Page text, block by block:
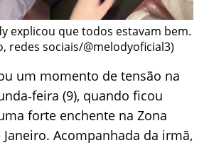
explicou que todos estavam bem.
redes sociais/@melodyoficial3)
um momento de tensão na
(9), quando ficou
forte enchente na Zona
Acompanhada da irmã,